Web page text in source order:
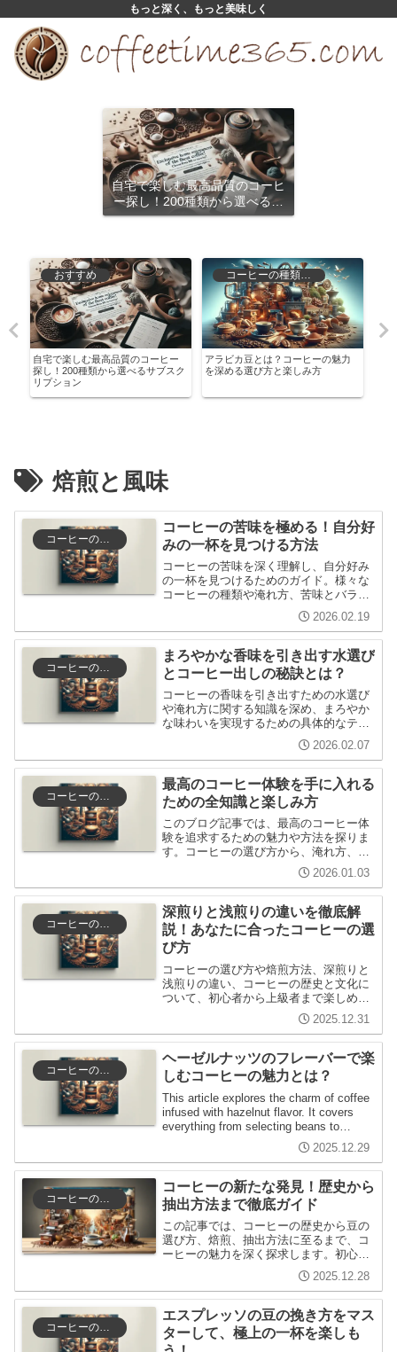
もっと深く、もっと美味しく
自宅で楽しむ最高品質のコーヒ
ー探し！200種類から選べるサ
ブスクリプション
おすすめ
自宅で楽しむ最高品質のコーヒー
探し！200種類から選べるサブスク
リプション
アラビカ豆とは？コーヒーの魅力
を深める選び方と楽しみ方
焙煎と風味
コーヒーの選び方と保存
コーヒーの苦味を極める！自分好
みの一杯を見つける方法
コーヒーの苦味を深く理解し、自分好み
の一杯を見つけるためのガイド。様々な
コーヒーの種類や淹れ方、苦味とバラン
スの取り方、料理とのペアリング方法を
紹介し、コーヒーをもっと楽しむための
ヒントを提供します。
2026.02.19
コーヒーの選び方と保存
まろやかな香味を引き出す水選び
とコーヒー出しの秘訣とは？
コーヒーの香味を引き出すための水選び
や淹れ方に関する知識を深め、まろやか
な味わいを実現するための具体的なテク
ニックを紹介します。自宅での珈琲出し
を改善し、あなたのコーヒー体験を一段
と豊かにする情報が満載です。
2026.02.07
最高のコーヒー体験を手に入れる
ための全知識と楽しみ方
このブログ記事では、最高のコーヒー体
験を追求するための魅力や方法を探りま
す。コーヒーの選び方から、淹れ方、楽
しみ方まで、コーヒー愛好家に必要な情
2026.01.03
コーヒーの選び方と保存
深煎りと浅煎りの違いを徹底解
説！あなたに合ったコーヒーの選
び方
コーヒーの選び方や焙煎方法、深煎りと
浅煎りの違い、コーヒーの歴史と文化に
ついて、初心者から上級者まで楽しめる
内容をお届けします。自分に合ったコー
ヒーを見つけるためのヒントも盛り込ん
でいます。
2025.12.31
コーヒーの選び方と保存
ヘーゼルナッツのフレーバーで楽
しむコーヒーの魅力とは？
This article explores the charm of coffee
infused with hazelnut flavor. It covers
everything from selecting beans to
roasting and brewing methods, explained
in an easy-to-understand way for
beginners, while also touching on future
trends and hidden needs.
2025.12.29
コーヒーの歴史と文化
コーヒーの新たな発見！歴史から
抽出方法まで徹底ガイド
この記事では、コーヒーの歴史から豆の
選び方、焙煎、抽出方法に至るまで、コ
ーヒーの魅力を深く探求します。初心者
から上級者まで楽しめる知識が得られる
内容で、コーヒーの新たな発見を提供し
ます。
2025.12.28
エスプレッソの豆の挽き方をマス
ターして、極上の一杯を楽しも